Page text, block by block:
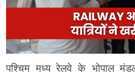
पश्चिम मध्य रेलवे के भोपाल